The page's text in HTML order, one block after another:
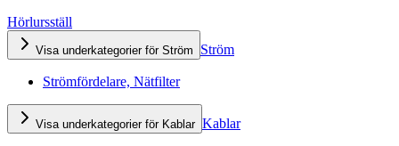
Hörlursställ
Visa underkategorier för Ström Ström
Strömfördelare, Nätfilter
Visa underkategorier för Kablar Kablar